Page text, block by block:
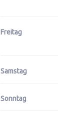
Freitag
Samstag
Sonntag